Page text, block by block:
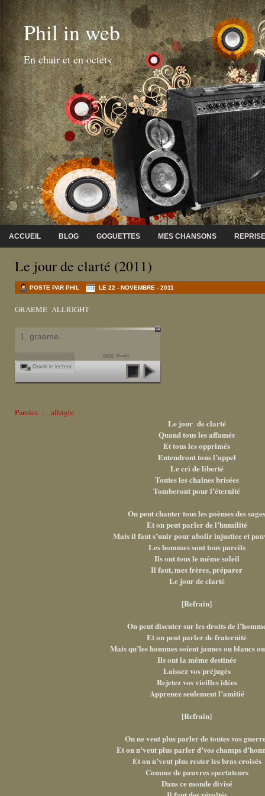
Phil in web
En chair et en octets
ACCUEIL BLOG GOGUETTES MES CHANSONS
Le jour de clarté (2011)
POSTE PAR PHIL LE 22 - NOVEMBRE - 2011
GRAEME ALLRIGHT
1. graeme
00:00 Ready
Ouvrir le lecteur
Paroles : allright
Le jour de clarté
Quand tous les affamés
Et tous les opprimés
Entendront tous l’appel
Le cri de liberté
Toutes les chaînes brisées
Tomberont pour l’éternité
On peut chanter tous les poèmes des sages
Et on peut parler de l’humilité
Mais il faut s’unir pour abolir injustice et
Les hommes sont tous pareils
Ils ont tous le même soleil
Il faut, mes frères, préparer
Le jour de clarté
[Refrain]
On peut discuter sur les droits de
Et on peut parler de fraternité
Mais qu’les hommes soient jaunes ou blancs
Ils ont la même destinée
Laissez vos préjugés
Rejetez vos vieilles idées
Apprenez seulement l’amitié
[Refrain]
On ne veut plus parler de toutes vos
Et on n’veut plus parler d’vos champs
Et on n’veut plus rester les bras croisés
Comme de pauvres spectateurs
Dans ce monde divisé